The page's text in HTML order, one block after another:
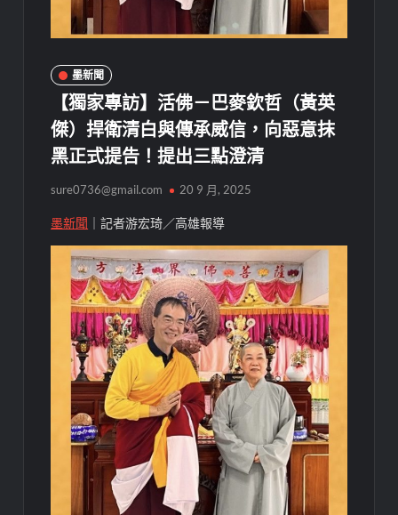
墨新聞
【獨家專訪】活佛－巴麥欽哲（黃英
傑）捍衛清白與傳承威信，向惡意抹
黑正式提告！提出三點澄清
sure0736@gmail.com 20 9 月, 2025
墨新聞 ｜記者游宏琦／高雄報導